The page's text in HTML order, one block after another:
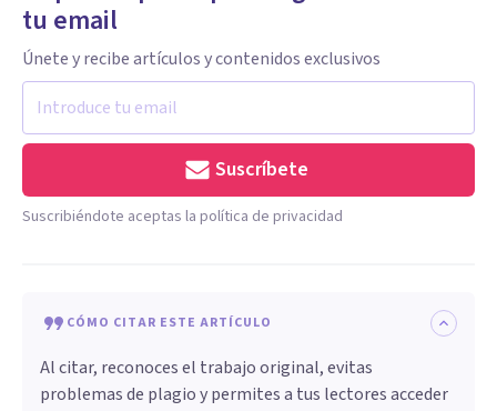
tu email
Únete y recibe artículos y contenidos exclusivos
Suscríbete
Suscribiéndote aceptas la política de privacidad
CÓMO CITAR ESTE ARTÍCULO
Al citar, reconoces el trabajo original, evitas
problemas de plagio y permites a tus lectores acceder